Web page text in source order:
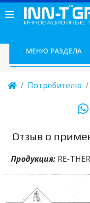
МЕНЮ РАЗДЕЛА
Потребителю
Отзыв о
Продукция: RE-